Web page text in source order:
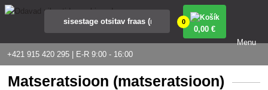
+421 915 420 295 | E-R 9:00 - 16:00
0
0,00 €
Menu
Matseratsioon (matseratsioon)